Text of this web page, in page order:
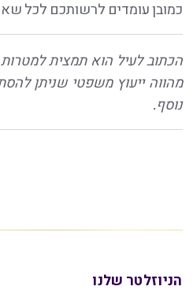
כמובן עומדים לרשותכם לכל
הכתוב לעיל הוא תמצית למטרות
מהווה ייעוץ משפטי שניתן
נוסף.
הניוזלטר שלנו